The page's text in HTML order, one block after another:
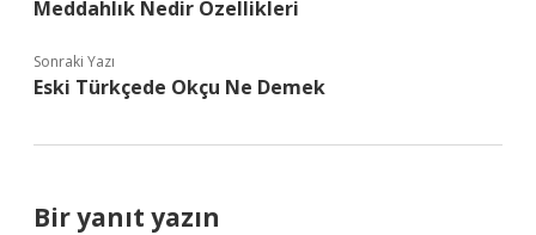
Meddahlık Nedir Özellikleri
Sonraki Yazı
Eski Türkçede Okçu Ne Demek
Bir yanıt yazın